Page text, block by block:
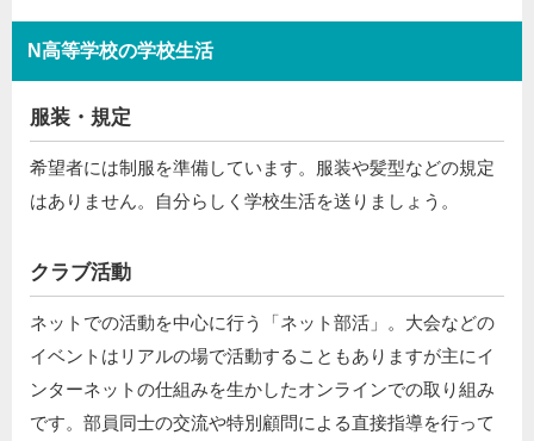
N高等学校の学校生活
服装・規定
希望者には制服を準備しています。服装や髪型などの規定
はありません。自分らしく学校生活を送りましょう。
クラブ活動
ネットでの活動を中心に行う「ネット部活」。大会などの
イベントはリアルの場で活動することもありますが主にイ
ンターネットの仕組みを生かしたオンラインでの取り組み
です。部員同士の交流や特別顧問による直接指導を行って